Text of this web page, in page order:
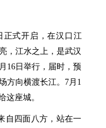
正式开启，在汉口江
，江水之上，是武汉
16日举行，届时，预
方向横渡长江。7月1
这座城。
自四面八方，站在一